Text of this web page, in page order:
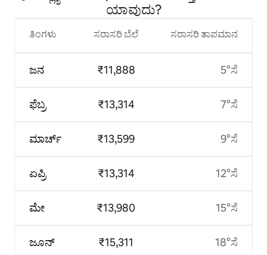
ಯಾವುದು?
ತಿಂಗಳು
ಜನ
ಫೆಬ್ರ
ಮಾರ್ಚ್
ಏಪ್ರಿ
ಮೇ
ಜೂನ್
ಸರಾಸರಿ ಬೆಲೆ
₹11,888
₹13,314
₹13,599
₹13,314
₹13,980
₹15,311
ಸರಾಸರಿ ತಾಪಮಾನ
5°ಸೆ
7°ಸೆ
9°ಸೆ
12°ಸೆ
15°ಸೆ
18°ಸೆ